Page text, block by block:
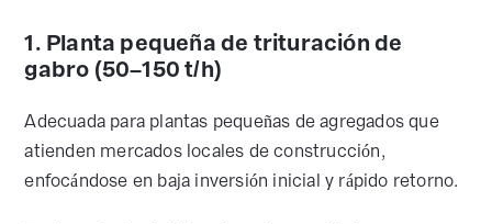
1. Planta pequeña de trituración de
gabro (50–150 t/h)
Adecuada para plantas pequeñas de agregados que
atienden mercados locales de construcción,
enfocándose en baja inversión inicial y rápido retorno.